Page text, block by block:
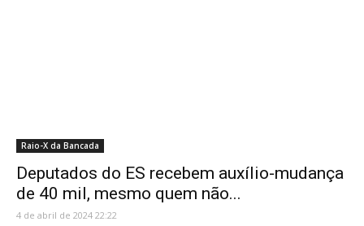
Raio-X da Bancada
Deputados do ES recebem auxílio-mudança
de 40 mil, mesmo quem não...
4 de abril de 2024 22:22